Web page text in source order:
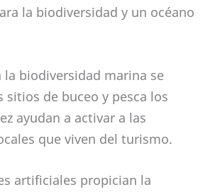
la biodiversidad y un océano
la biodiversidad marina se
sitios de buceo y pesca los
ayudan a activar a las
que viven del turismo.
artificiales propician la